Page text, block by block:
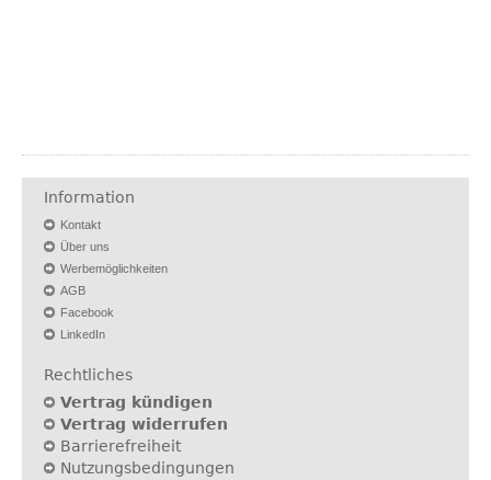
Information
Kontakt
Über uns
Werbemöglichkeiten
AGB
Facebook
LinkedIn
Rechtliches
Vertrag kündigen
Vertrag widerrufen
Barrierefreiheit
Nutzungsbedingungen